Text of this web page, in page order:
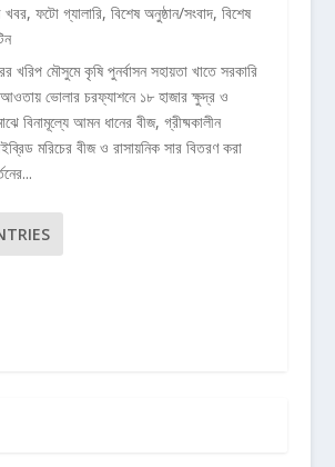
খবর, ফটো গ্যালারি, বিশেষ অনুষ্ঠান/সংবাদ, বিশেষ
খরিপ মৌসুমে কৃষি পুনর্বাসন সহায়তা খাতে সরকারি
আওতায় ভোলার চরফ্যাশনে ১৮ হাজার ক্ষুদ্র ও
বিনামূল্যে আমন ধানের বীজ, গ্রীষ্মকালীন
মরিচের বীজ ও রাসায়নিক সার বিতরণ করা